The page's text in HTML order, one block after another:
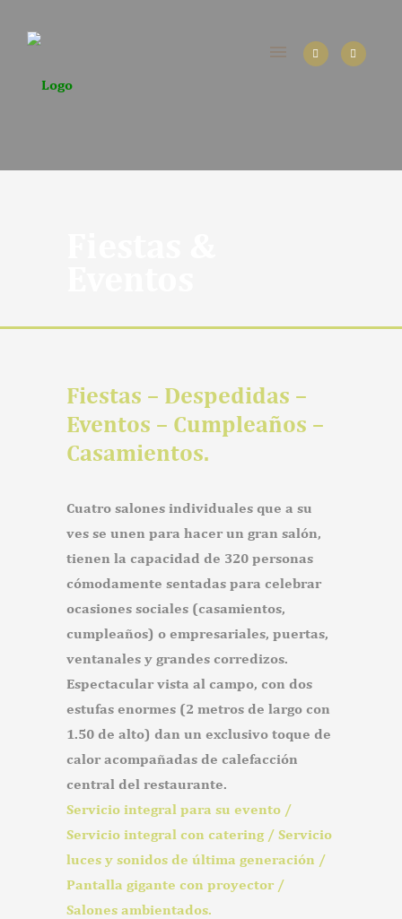
Fiestas – Despedidas –
Eventos – Cumpleaños –
Casamientos.
Cuatro salones individuales que a su
ves se unen para hacer un gran salón,
tienen la capacidad de 320 personas
cómodamente sentadas para celebrar
ocasiones sociales (casamientos,
cumpleaños) o empresariales, puertas,
ventanales y grandes corredizos.
Espectacular vista al campo, con dos
estufas enormes (2 metros de largo con
1.50 de alto) dan un exclusivo toque de
calor acompañadas de calefacción
central del restaurante.
Servicio integral para su evento /
Servicio integral con catering / Servicio
luces y sonidos de última generación /
Pantalla gigante con proyector /
Salones ambientados.